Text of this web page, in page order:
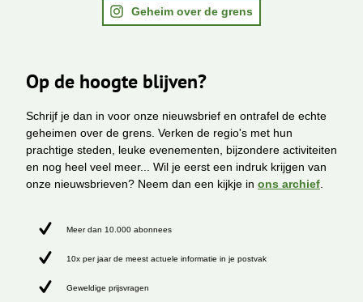
Geheim over de grens
Op de hoogte blijven?
Schrijf je dan in voor onze nieuwsbrief en ontrafel de echte
geheimen over de grens. Verken de regio's met hun
prachtige steden, leuke evenementen, bijzondere activiteiten
en nog heel veel meer... Wil je eerst een indruk krijgen van
onze nieuwsbrieven? Neem dan een kijkje in ons archief.
Meer dan 10.000 abonnees
10x per jaar de meest actuele informatie in je postvak
Geweldige prijsvragen